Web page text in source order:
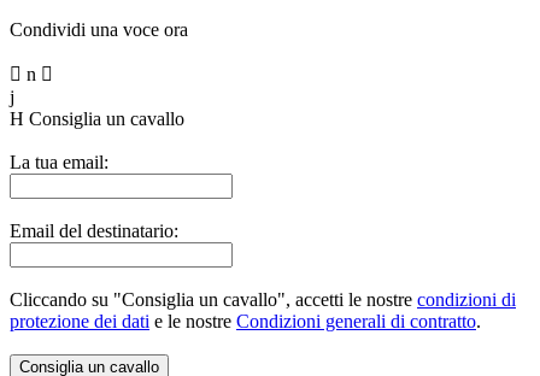
Condividi una voce ora
 n 
j
H Consiglia un cavallo
La tua email:
Email del destinatario:
Cliccando su "Consiglia un cavallo", accetti le nostre condizioni di
protezione dei dati e le nostre Condizioni generali di contratto.